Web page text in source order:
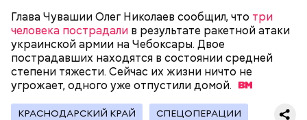
Глава Чувашии Олег Николаев сообщил, что три
человека пострадали в результате ракетной атаки
украинской армии на Чебоксары. Двое
пострадавших находятся в состоянии средней
степени тяжести. Сейчас их жизни ничто не
угрожает, одного уже отпустилидомой.
КРАСНОДАРСКИЙ КРАЙ СПЕЦОПЕРАЦИИ
— Гасанов, являясь индивидуальным
предпринимателем, осуществлял
предпринимательскую деятельность в области
сетях. С целью сокрытия своих доходов часть
Следующим подопытным стал друг детства
Миссюры Константин. 3 февраля того же года,
когда молодые люди ехали вместе в машине,
подозреваемый угостил приятеля морсом с
этиленгликолем. Через два дня Константин умер в
больнице.